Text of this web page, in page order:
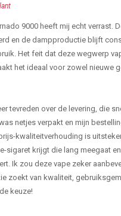
9000 heeft mij echt verrast.
en de dampproductie blijft
Het feit dat deze wegwerp
het ideaal voor zowel nieuwe
tevreden over de levering, die
netjes verpakt en mijn
kwaliteitverhouding is
sigaret krijgt die lang meegaat
Ik zou deze vape zeker
zoekt van kwaliteit,
keuze!